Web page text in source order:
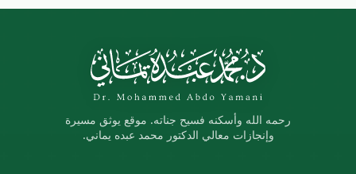
رحمه الله وأسكنه فسيح جناته. موقع يوثق مسيرة
وإنجازات معالي الدكتور محمد عبده يماني.